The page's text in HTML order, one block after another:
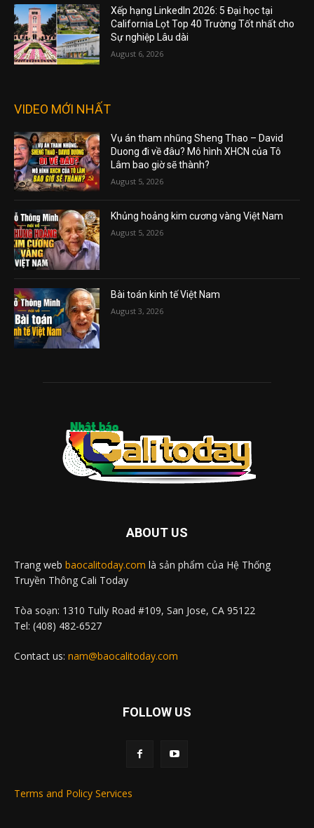
Xếp hạng LinkedIn 2026: 5 Đại học tại
California Lọt Top 40 Trường Tốt nhất cho
Sự nghiệp Lâu dài
August 6, 2026
VIDEO MỚI NHẤT
Vụ án tham nhũng Sheng Thao – David
Duong đi về đâu? Mô hình XHCN của Tô
Lâm bao giờ sẽ thành?
August 5, 2026
Khủng hoảng kim cương vàng Việt Nam
August 5, 2026
Bài toán kinh tế Việt Nam
August 3, 2026
ABOUT US
Trang web baocalitoday.com là sản phẩm của Hệ Thống
Truyền Thông Cali Today
Tòa soạn: 1310 Tully Road #109, San Jose, CA 95122
Tel: (408) 482-6527
Contact us: nam@baocalitoday.com
FOLLOW US
Terms and Policy Services